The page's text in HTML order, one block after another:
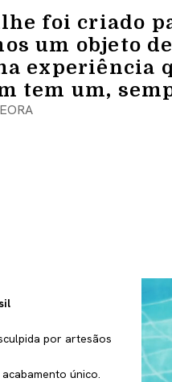
foi criado
um objeto
experiência
tem um,
por artesãos
único.